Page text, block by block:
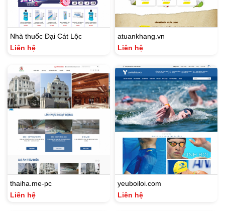
Nhà thuốc Đại Cát Lộc
Liên hệ
atuankhang.vn
Liên hệ
thaiha.me-pc
Liên hệ
yeuboiloi.com
Liên hệ